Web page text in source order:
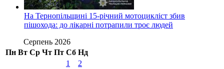
На Тернопільщині 15-річний мотоцикліст збив
пішохода: до лікарні потрапили троє людей
Серпень 2026
Пн Вт Ср Чт Пт Сб Нд
1
2